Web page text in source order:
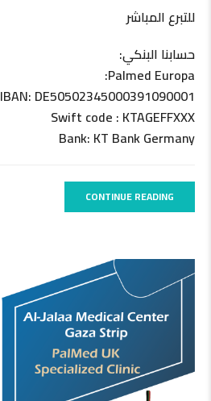
للتبرع المباشر
حسابنا البنكي:
Palmed Europa:
IBAN: DE50502345000391090001
Swift code : KTAGEFFXXX
Bank: KT Bank Germany
CONTINUE READING